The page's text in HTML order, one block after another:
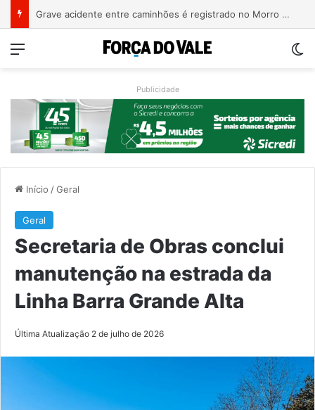
COMUI e Univates planejam ações voltadas à população idosa de Roca Sales
Menu
Publicidade
Início /Geral
Geral
Secretaria de Obras conclui
manutenção na estrada da
Linha Barra Grande Alta
Última Atualização 2 de julho de 2026